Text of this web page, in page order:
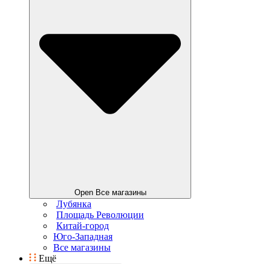
Open Все магазины
Лубянка
Площадь Революции
Китай-город
Юго-Западная
Все магазины
Ещё